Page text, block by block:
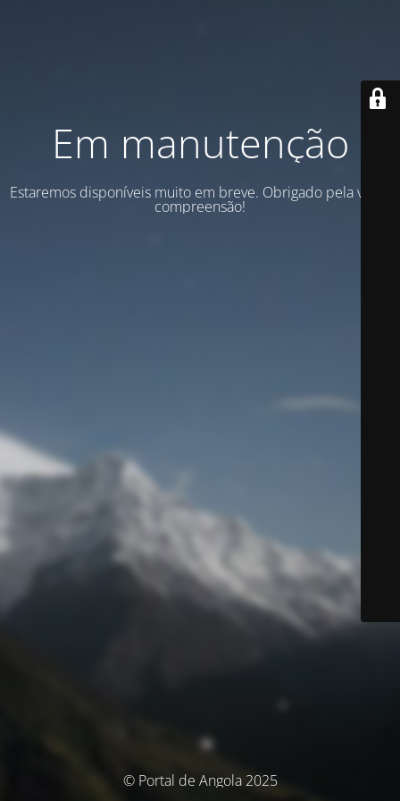
Em manutenção
Estaremos disponíveis muito em breve. Obrigado pela vossa
compreensão!
© Portal de Angola 2025